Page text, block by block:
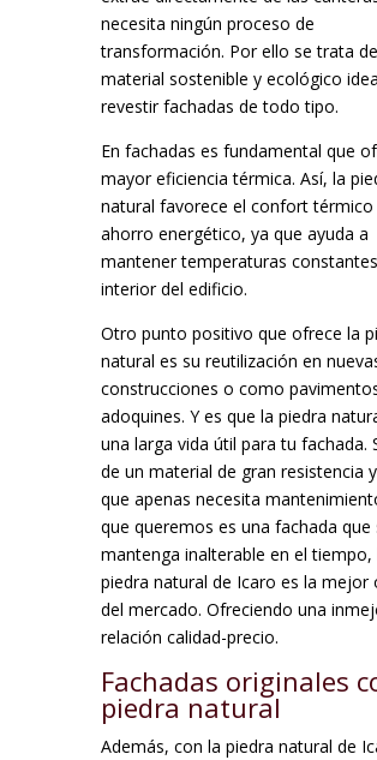
necesita ningún proceso de
transformación. Por ello se trata
material sostenible y ecológico
revestir fachadas de todo tipo.
En fachadas es fundamental que
mayor eficiencia térmica. Así, la
natural favorece el confort térmico
ahorro energético, ya que ayuda a
mantener temperaturas
interior del edificio.
Otro punto positivo que ofrece la
natural es su reutilización en
construcciones o como
adoquines. Y es que la piedra
una larga vida útil para tu fachada.
de un material de gran resistencia
que apenas necesita
que queremos es una fachada que
mantenga inalterable en el tiempo,
piedra natural de Icaro es la mejor
del mercado. Ofreciendo una
relación calidad-precio.
Fachadas originales
piedra natural
Además, con la piedra natural de